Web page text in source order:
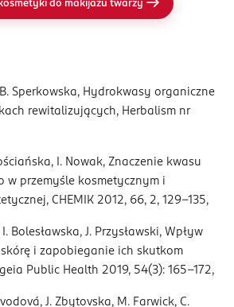
do makijażu twarzy
Sperkowska, Hydrokwasy organiczne
rewitalizujących, Herbalism nr
I. Nowak, Znaczenie kwasu
w przemyśle kosmetycznym i
CHEMIK 2012, 66, 2, 129-135,
Bolesławska, J. Przysławski, Wpływ
i zapobieganie ich skutkom
Public Health 2019, 54(3): 165-172,
J. Zbytovska, M. Farwick, C.